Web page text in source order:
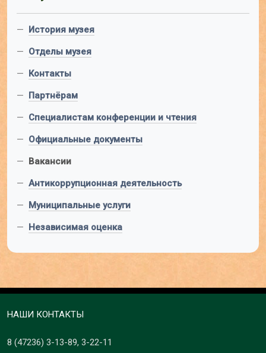
— История музея
— Отделы музея
— Контакты
— Партнёрам
— Специалистам конференции и чтения
— Официальные документы
— Вакансии
— Антикоррупционная деятельность
— Муниципальные услуги
— Независимая оценка
НАШИ КОНТАКТЫ
8 (47236) 3-13-89, 3-22-11